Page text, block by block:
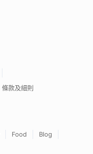
條款及細則
Food
Blog